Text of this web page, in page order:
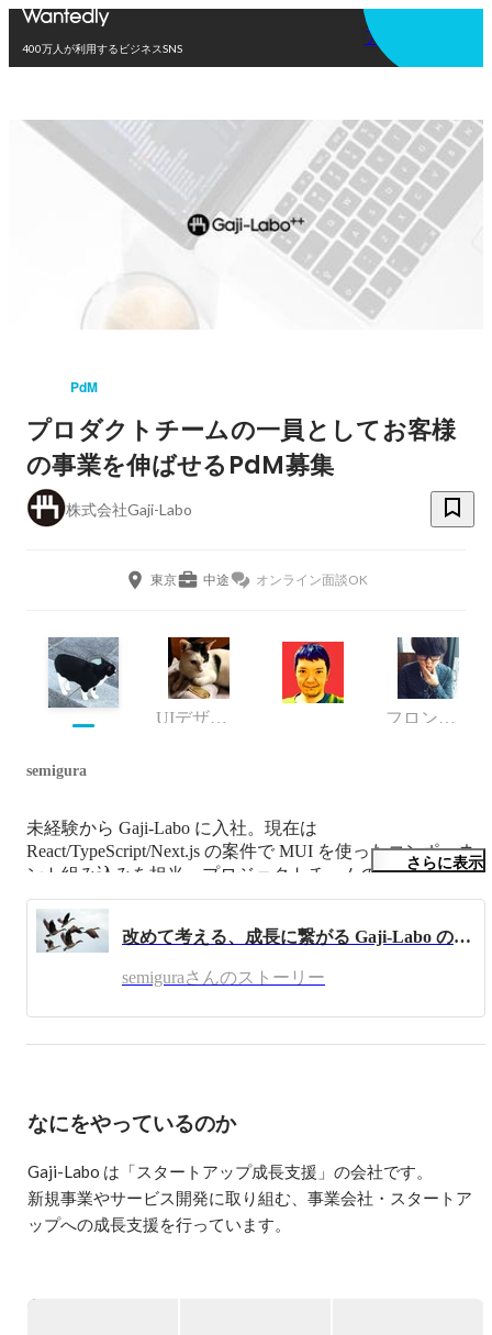
400万人が利用するビジネスSNS
アプリを使う
PdM
プロダクトチームの一員としてお客様
の事業を伸ばせるPdM募集
株式会社Gaji-Labo
東京 中途 オンライン面談OK
UIデザイナーリード フロントエンドエンジニア
semigura
未経験から Gaji-Labo に入社。現在は
React/TypeScript/Next.js の案件で MUI を使ったコンポーネ
ント組み込みを担当。プロジェクトチームのリードとして
共に組み込み作業をしているメンバーの進行管理も行って
います。休日はだいたい家で音楽を聴いており、たまにラ
イブに出かけています。
さらに表示
改めて考える、成長に繋がる Gaji-Labo の文化①: 振り返り日報
semiguraさんのストーリー
なにをやっているのか
Gaji-Labo は「スタートアップ成長支援」の会社です。
新規事業やサービス開発に取り組む、事業会社・スタートア
ップへの成長支援を行っています。
をお手伝いするため、以下の3つの領域を柱にサービスを提供